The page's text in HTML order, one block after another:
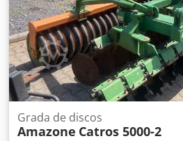
Grada de discos
Amazone Catros 5000-2